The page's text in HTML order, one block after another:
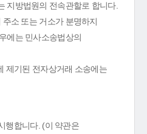
지방법원의 전속관할로 합니다.
소 또는 거소가 분명하지
에는 민사소송법상의
제기된 전자상거래 소송에는
행합니다. (이 약관은